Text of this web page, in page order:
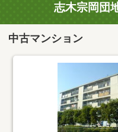
志木宗岡団
中古マンション